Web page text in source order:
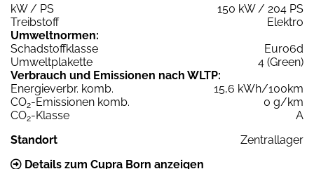
kW / PS
150 kW / 204 PS
Treibstoff
Elektro
Umweltnormen:
Schadstoffklasse
Euro6d
Umweltplakette
4 (Green)
Verbrauch und Emissionen nach WLTP:
Energieverbr. komb.
15,6 kWh/100km
CO2-Emissionen komb.
0 g/km
CO2-Klasse
A
Standort
Zentrallager
Details zum Cupra Born anzeigen